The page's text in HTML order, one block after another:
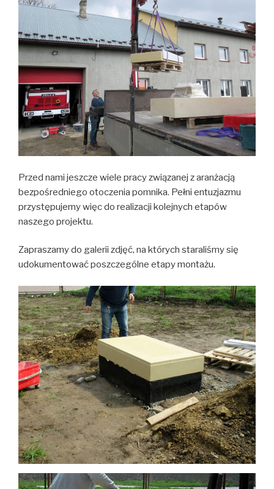
Przed nami jeszcze wiele pracy związanej z aranżacją
bezpośredniego otoczenia pomnika. Pełni entuzjazmu
przystępujemy więc do realizacji kolejnych etapów
naszego projektu.
Zapraszamy do galerii zdjęć, na których staraliśmy się
udokumentować poszczególne etapy montażu.